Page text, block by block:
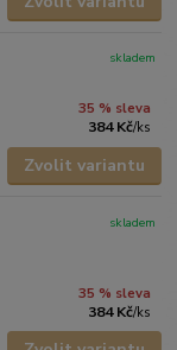
35 % sleva
384 Kč/ks
skladem
Zvolit variantu
35 % sleva
384 Kč/ks
skladem